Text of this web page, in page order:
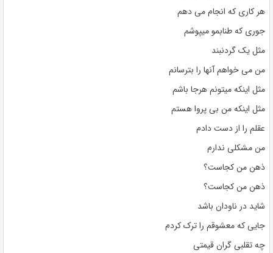
هر کاری که انجام می دهم
جوری که طنابمو میپوشم
مثل یک گردنبند
من می خواهم آنها را بترسانم
مثل اینکه میتونم هرجا باشم
مثل اینکه من بی پروا هستم
عقلم را از دست دادم
من مشکلی ندارم
ذهن من کجاست؟
ذهن من کجاست؟
شاید در ناودان باشد
جایی که معشوقم را ترک کردم
چه تقلبی گران قیمتی